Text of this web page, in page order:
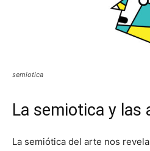
semiotica
La semiotica y las
La semiótica del arte nos